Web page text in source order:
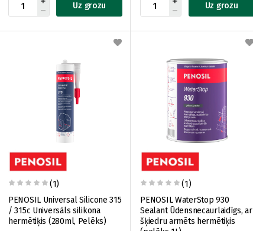
Uz grozu Uz grozu
(1)
PENOSIL Universal Silicone 315
/ 315c Universāls silikona
hermētiķis (280ml, Pelēks)
(1)
PENOSIL WaterStop 930
Sealant Ūdensnecaurlaidīgs, ar
šķiedru armēts hermētiķis